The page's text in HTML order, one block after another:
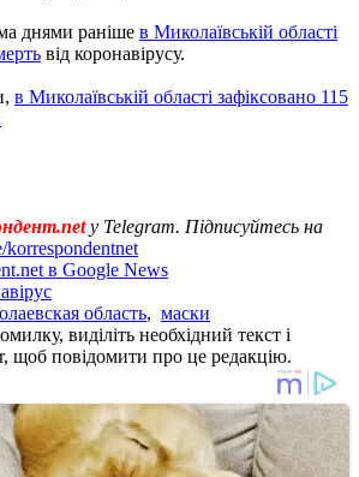
днями раніше в Миколаївській області
від коронавірусу.
в Миколаївській області зафіксовано 115
у Telegram. Підписуйтесь на
korrespondentnet
в Google News
область, маски
виділіть необхідний текст і
щоб повідомити про це редакцію.